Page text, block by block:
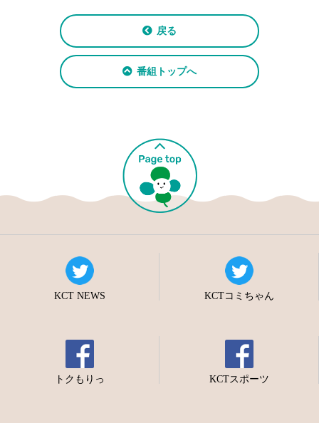
戻る
番組トップへ
KCT NEWS KCTコミちゃん
トクもりっ KCTスポーツ